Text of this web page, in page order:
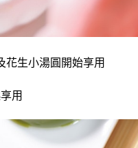
花生小湯圓開始享用
用